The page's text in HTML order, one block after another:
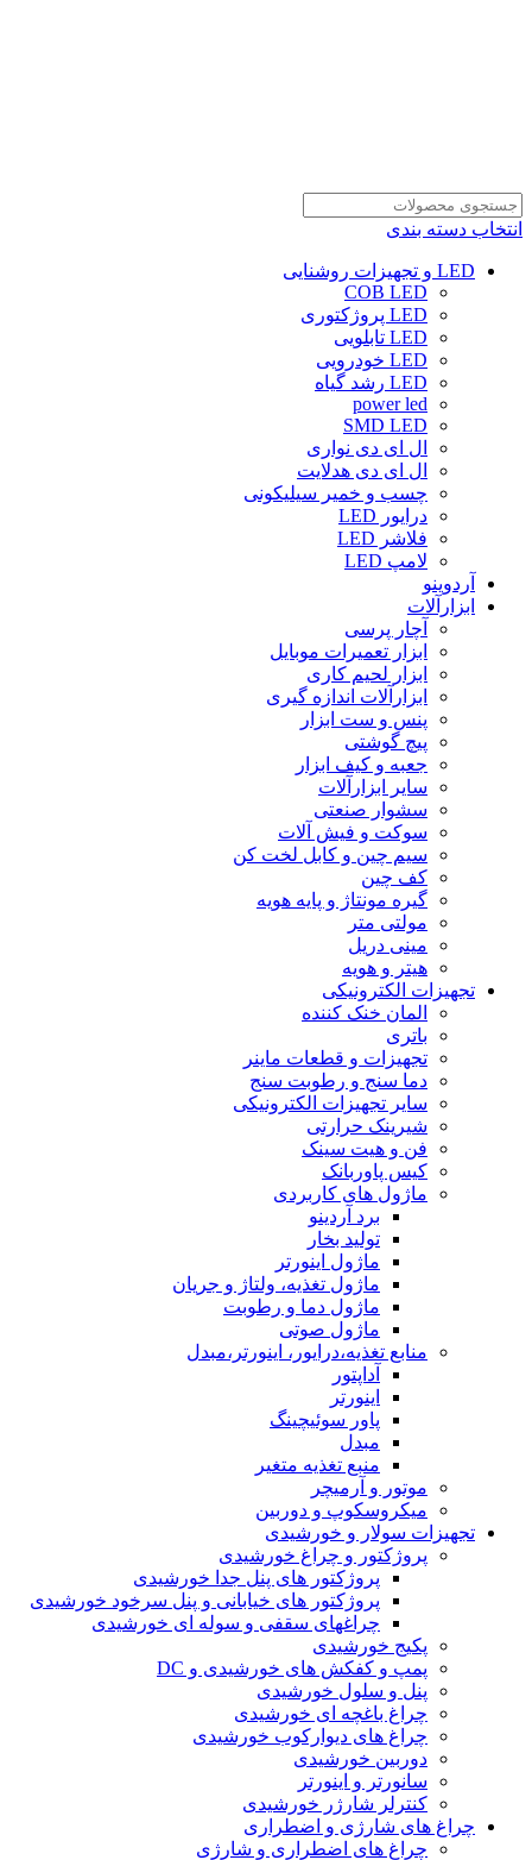
انتخاب دسته بندی
LED و تجهیزات روشنایی
COB LED
LED پروژکتوری
LED تابلویی
LED خودرویی
LED رشد گیاه
power led
SMD LED
ال ای دی نواری
ال ای دی هدلایت
چسب و خمیر سیلیکونی
درایور LED
فلاشر LED
لامپ LED
آردوینو
ابزارآلات
آچار پرسی
ابزار تعمیرات موبایل
ابزار لحیم کاری
ابزارآلات اندازه گیری
پنس و ست ابزار
پیچ گوشتی
جعبه و کیف ابزار
سایر ابزارآلات
سشوار صنعتی
سوکت و فیش آلات
سیم چین و کابل لخت کن
کف چین
گیره مونتاژ و پایه هویه
مولتی متر
مینی دریل
هیتر و هویه
تجهیزات الکترونیکی
المان خنک کننده
باتری
تجهیزات و قطعات ماینر
دما سنج و رطوبت سنج
سایر تجهیزات الکترونیکی
شیرینک حرارتی
فن و هیت سینک
کیس پاوربانک
ماژول های کاربردی
برد آردینو
تولید بخار
ماژول اینورتر
ماژول تغذیه، ولتاژ و جریان
ماژول دما و رطوبت
ماژول صوتی
منابع تغذیه،درایور، اینورتر،مبدل
آداپتور
اینورتر
پاور سوئیچینگ
مبدل
منبع تغذیه متغیر
موتور و آرمیچر
میکروسکوپ و دوربین
تجهیزات سولار و خورشیدی
پروژکتور و چراغ خورشیدی
پروژکتور های پنل جدا خورشیدی
پروژکتور های خیابانی و پنل سرخود خورشیدی
چراغهای سقفی و سوله ای خورشیدی
پکیج خورشیدی
پمپ و کفکش های خورشیدی و DC
پنل و سلول خورشیدی
چراغ باغچه ای خورشیدی
چراغ های دیوارکوب خورشیدی
دوربین خورشیدی
سانورتر و اینورتر
کنترلر شارژر خورشیدی
چراغ های شارژی و اضطراری
چراغ های اضطراری و شارژی